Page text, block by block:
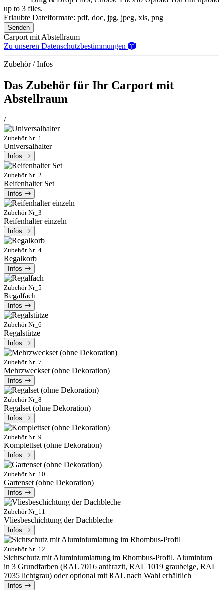
up to 3 files.
Erlaubte Dateiformate: pdf, doc, jpg, jpeg, xls, png
Senden
Carport mit Abstellraum
Zu unseren Datenschutzbestimmungen
Zubehör / Infos
Das Zubehör für Ihr Carport mit
Abstellraum
/
Zubehör Nr_1
Universalhalter
Infos
Zubehör Nr_2
Reifenhalter Set
Infos
Zubehör Nr_3
Reifenhalter einzeln
Infos
Zubehör Nr_4
Regalkorb
Infos
Zubehör Nr_5
Regalfach
Infos
Zubehör Nr_6
Regalstütze
Infos
Zubehör Nr_7
Mehrzweckset (ohne Dekoration)
Infos
Zubehör Nr_8
Regalset (ohne Dekoration)
Infos
Zubehör Nr_9
Komplettset (ohne Dekoration)
Infos
Zubehör Nr_10
Gartenset (ohne Dekoration)
Infos
Zubehör Nr_11
Vliesbeschichtung der Dachbleche
Infos
Zubehör Nr_12
Sichtschutz mit Aluminiumlattung im Rhombus-Profil. Aluminium
in 3 Grundfarben (RAL 7016 anthrazit, RAL 1019 graubeige, RAL
7035 lichtgrau) oder optional mit RAL nach Wahl erhältlich
Infos